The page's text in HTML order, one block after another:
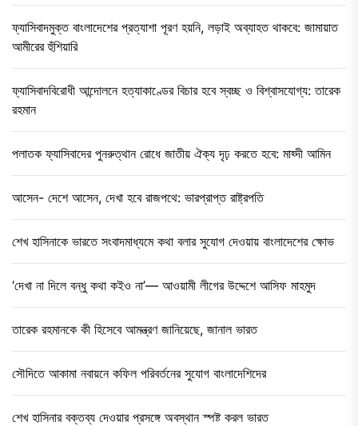
ফ্যাসিবাদমুক্ত বাংলাদেশের প্রত্যাশা পূরণ হয়নি, লড়াই অব্যাহত থাকবে: জামায়াত
আমীরের হুঁশিয়ারি
ফ্যাসিবাদবিরোধী আন্দোলনে হত্যাকাণ্ডের বিচার হবে স্বচ্ছ ও বিশ্বাসযোগ্য: তারেক
রহমান
পলাতক ফ্যাসিবাদের পুনরুত্থান রোধে জাতীয় ঐক্য দৃঢ় করতে হবে: মাহ্দী আমিন
আসেন- দেশে আসেন, দেখা হবে রাজপথে: ভারপ্রাপ্ত রাষ্ট্রপতি
শেখ হাসিনাকে ভারতে সংবাদমাধ্যমে কথা বলার সুযোগ দেওয়ায় বাংলাদেশের ক্ষোভ
‘দেখা না দিলে বন্ধু কথা কইও না’— আওয়ামী লীগের উদ্দেশে আসিফ মাহমুদ
তারেক রহমানকে কী হিসেবে আমন্ত্রণ জানিয়েছে, জানাল ভারত
সৌদিতে আকামা নবায়নে কফিল পরিবর্তনের সুযোগ বাংলাদেশিদের
শেখ হাসিনার বক্তব্য দেওয়ার প্রসঙ্গে অবস্থান স্পষ্ট করল ভারত